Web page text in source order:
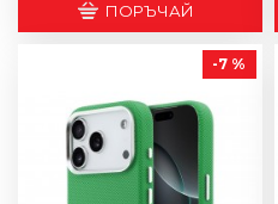
ПОРЪЧАЙ
-7 %